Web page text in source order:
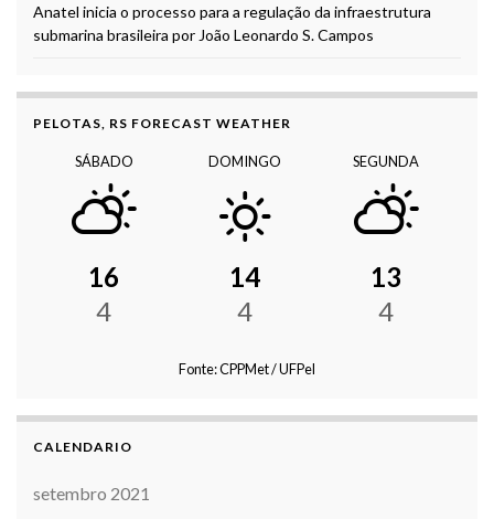
Anatel inicia o processo para a regulação da infraestrutura
submarina brasileira por João Leonardo S. Campos
PELOTAS, RS FORECAST WEATHER
SÁBADO
16
4
DOMINGO
14
4
SEGUNDA
13
4
Fonte: CPPMet / UFPel
CALENDARIO
setembro 2021